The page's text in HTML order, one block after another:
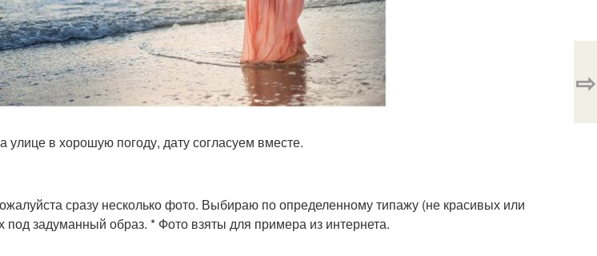
улице в хорошую погоду, дату согласуем вместе.
сразу несколько фото. Выбираю по определенному типажу (не красивых или
задуманный образ. * Фото взяты для примера из интернета.
⇨